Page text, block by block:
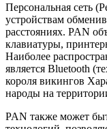
Персональная сеть
устройствам
расстояниях. PAN
клавиатуры,
Наиболее
является Bluetooth
короля викингов
народы на
PAN также может